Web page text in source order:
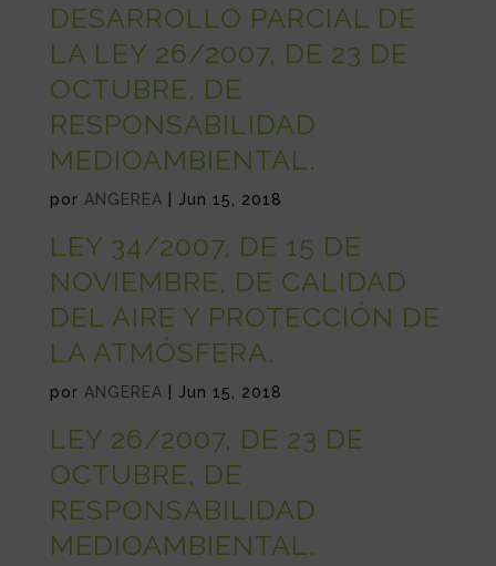
DESARROLLO PARCIAL DE
LA LEY 26/2007, DE 23 DE
OCTUBRE, DE
RESPONSABILIDAD
MEDIOAMBIENTAL.
por ANGEREA Jun 15, 2018
LEY 34/2007, DE 15 DE
NOVIEMBRE, DE CALIDAD
DEL AIRE Y PROTECCIÓN DE
LA ATMÓSFERA.
por ANGEREA Jun 15, 2018
LEY 26/2007, DE 23 DE
OCTUBRE, DE
RESPONSABILIDAD
MEDIOAMBIENTAL.